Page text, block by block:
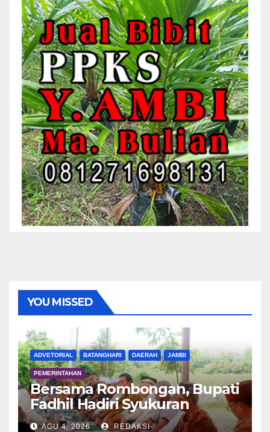
YOU MISSED
ADVETORIAL BATANGHARI DAERAH JAMBI
PEMERINTAHAN
Bersama Rombongan, Bupati
Fadhil Hadiri Syukuran
Tanam Padi di Terusan
AGU 4, 2026 REDAKSI